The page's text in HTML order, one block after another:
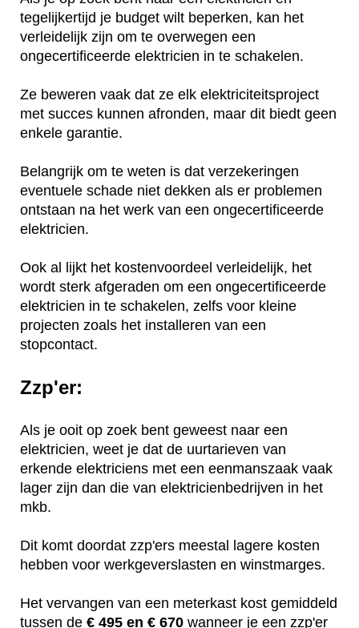
tegelijkertijd je budget wilt beperken, kan het
verleidelijk zijn om te overwegen een
ongecertificeerde elektricien in te schakelen.
Ze beweren vaak dat ze elk elektriciteitsproject
met succes kunnen afronden, maar dit biedt geen
enkele garantie.
Belangrijk om te weten is dat verzekeringen
eventuele schade niet dekken als er problemen
ontstaan na het werk van een ongecertificeerde
elektricien.
Ook al lijkt het kostenvoordeel verleidelijk, het
wordt sterk afgeraden om een ongecertificeerde
elektricien in te schakelen, zelfs voor kleine
projecten zoals het installeren van een
stopcontact.
Zzp'er:
Als je ooit op zoek bent geweest naar een
elektricien, weet je dat de uurtarieven van
erkende elektriciens met een eenmanszaak vaak
lager zijn dan die van elektricienbedrijven in het
mkb.
Dit komt doordat zzp'ers meestal lagere kosten
hebben voor werkgeverslasten en winstmarges.
Het vervangen van een meterkast kost gemiddeld
tussen de € 495 en € 670 wanneer je een zzp'er